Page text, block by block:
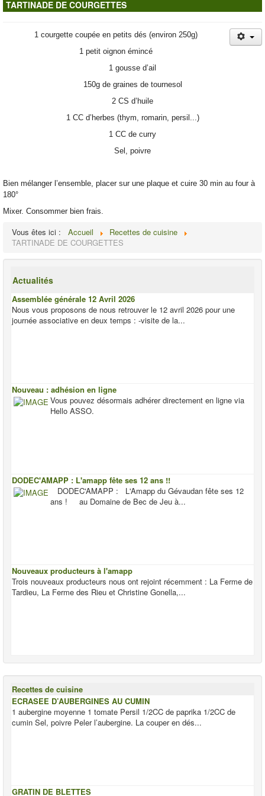
Contacts
TARTINADE DE COURGETTES
1 courgette coupée en petits dés (environ 250g)
1 petit oignon émincé
1 gousse d’ail
150g de graines de tournesol
2 CS d’huile
1 CC d’herbes (thym, romarin, persil...)
1 CC de curry
Sel, poivre
Bien mélanger l’ensemble, placer sur une plaque et cuire 30 min au four à
180°
Mixer. Consommer bien frais.
Vous êtes ici : Accueil
Recettes de cuisine
TARTINADE DE COURGETTES
Actualités
Assemblée générale 12 Avril 2026
Nous vous proposons de nous retrouver le 12 avril 2026 pour une
journée associative en deux temps : -visite de la...
Nouveau : adhésion en ligne
Vous pouvez désormais adhérer directement en ligne via
Hello ASSO.
DODEC'AMAPP : L'amapp fête ses 12 ans !!
DODEC'AMAPP : L'Amapp du Gévaudan fête ses 12
ans ! au Domaine de Bec de Jeu à...
Nouveaux producteurs à l'amapp
Trois nouveaux producteurs nous ont rejoint récemment : La Ferme de
Tardieu, La Ferme des Rieu et Christine Gonella,...
Recettes de cuisine
ECRASEE D’AUBERGINES AU CUMIN
1 aubergine moyenne 1 tomate Persil 1/2CC de paprika 1/2CC de
cumin Sel, poivre Peler l’aubergine. La couper en dés...
GRATIN DE BLETTES